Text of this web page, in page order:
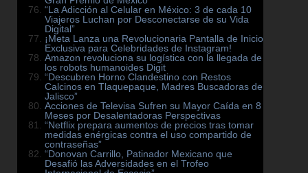
“La Adicción al Celular en México: 3 de cada 10
Viajeros Luchan por Desconectarse de su Vida
Digital”
¡Meta Lanza una Revolucionaria Pantalla de Inicio
Exclusiva para Celebridades de Instagram!
Amazon revoluciona su logística con la llegada de
los robots humanoides Digit
“Descubren Horno Clandestino con Restos
Calcinos en Tlaquepaque, Madres Buscadoras de
Jalisco”
Acciones de Televisa Sufren su Mayor Caída en 8
Meses por Desalentadoras Perspectivas
“Netflix prepara aumentos de precios tras tomar
medidas enérgicas contra el uso compartido de
contraseñas”
“Donovan Carrillo, Patinador Mexicano que
Desafió las Adversidades en el Trofeo